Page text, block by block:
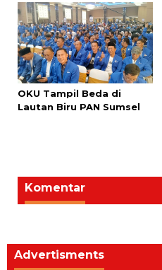
OKU Tampil Beda di
Lautan Biru PAN Sumsel
Komentar
Advertisments